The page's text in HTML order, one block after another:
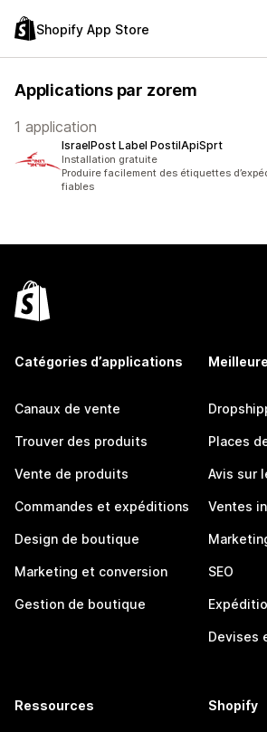
Shopify App Store
Applications par zorem
1 application
IsraelPost Label PostilApiSprt
Installation gratuite
Produire facilement des étiquettes
fiables
Catégories d’applications
Canaux de vente
Trouver des produits
Vente de produits
Commandes et expéditions
Design de boutique
Marketing et conversion
Gestion de boutique
Places
Avis sur
Ventes
SEO
Devises
Ressources Shopify